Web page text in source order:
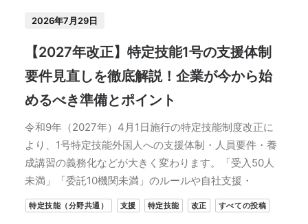
2026年7月29日
【2027年改正】特定技能1号の支援体制
要件見直しを徹底解説！企業が今から始
めるべき準備とポイント
令和9年（2027年）4月1日施行の特定技能制度改正に
より、1号特定技能外国人への支援体制・人員要件・養
成講習の義務化などが大きく変わります。「受入50人
未満」「委託10機関未満」のルールや自社支援・
特定技能（分野共通） 支援 特定技能 改正 すべての投稿